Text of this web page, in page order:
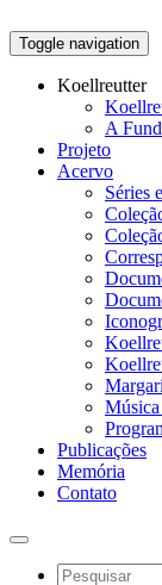
Toggle navigation
Koellreutter
A
Projeto
Acervo
Séries
Publicações
Memória
Contato